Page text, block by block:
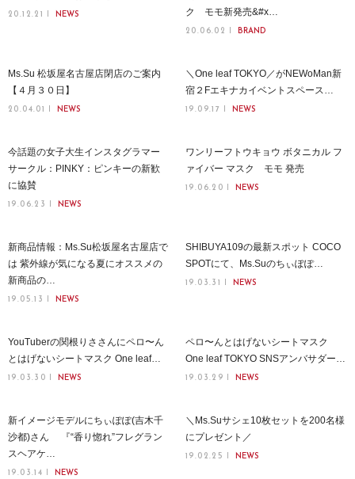
20.12.21 NEWS
ク モモ新発売&#x…
20.06.02 BRAND
Ms.Su 松坂屋名古屋店閉店のご案内
【４月３０日】
20.04.01 NEWS
＼One leaf TOKYO／がNEWoMan新
宿２Fエキナカイベントスペース…
19.09.17 NEWS
今話題の女子大生インスタグラマー
サークル：PINKY：ピンキーの新歓
に協賛
19.06.23 NEWS
ワンリーフトウキョウ ボタニカル フ
ァイバー マスク モモ 発売
19.06.20 NEWS
新商品情報：Ms.Su松坂屋名古屋店で
は 紫外線が気になる夏にオススメの
新商品の…
19.05.13 NEWS
SHIBUYA109の最新スポット COCO
SPOTにて、Ms.Suのちぃぽぽ…
19.03.31 NEWS
YouTuberの関根りささんにペロ〜ん
とはげないシートマスク One leaf…
19.03.30 NEWS
ペロ〜んとはげないシートマスク
One leaf TOKYO SNSアンバサダー…
19.03.29 NEWS
新イメージモデルにちぃぽぽ(吉木千
沙都)さん 『“香り惚れ”フレグラン
スヘアケ…
19.03.14 NEWS
＼Ms.Suサシェ10枚セットを200名様
にプレゼント／
19.02.25 NEWS